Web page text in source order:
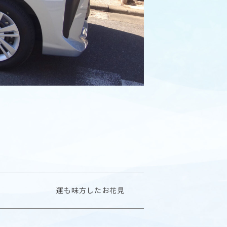
運も味方したお花見